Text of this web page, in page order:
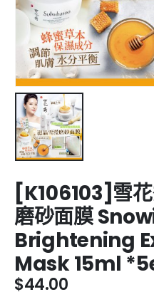
[K106103]雪
磨砂面膜
Brightening
Mask 15ml
$44.00